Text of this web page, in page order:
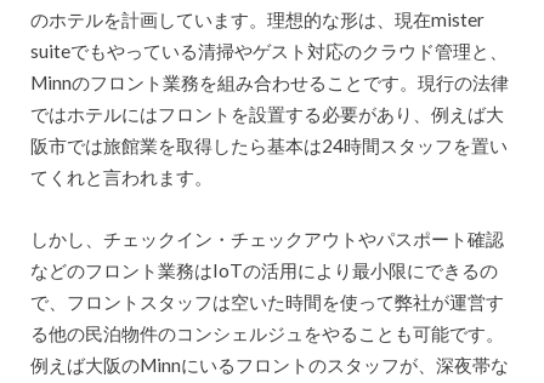
のホテルを計画しています。理想的な形は、現在mister
suiteでもやっている清掃やゲスト対応のクラウド管理と、
Minnのフロント業務を組み合わせることです。現行の法律
ではホテルにはフロントを設置する必要があり、例えば大
阪市では旅館業を取得したら基本は24時間スタッフを置い
てくれと言われます。
しかし、チェックイン・チェックアウトやパスポート確認
などのフロント業務はIoTの活用により最小限にできるの
で、フロントスタッフは空いた時間を使って弊社が運営す
る他の民泊物件のコンシェルジュをやることも可能です。
例えば大阪のMinnにいるフロントのスタッフが、深夜帯な